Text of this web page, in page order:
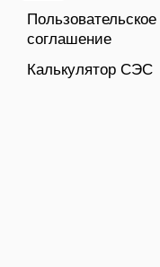
Пользовательское
соглашение
Калькулятор СЭС